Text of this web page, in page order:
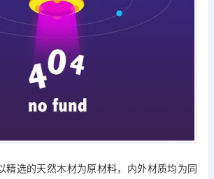
精选的天然木材为原材料，内外材质均为同